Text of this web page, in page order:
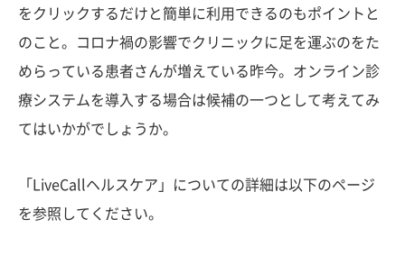
をクリックするだけと簡単に利用できるのもポイントと
のこと。コロナ禍の影響でクリニックに足を運ぶのをた
めらっている患者さんが増えている昨今。オンライン診
療システムを導入する場合は候補の一つとして考えてみ
てはいかがでしょうか。
「LiveCallヘルスケア」についての詳細は以下のページ
を参照してください。